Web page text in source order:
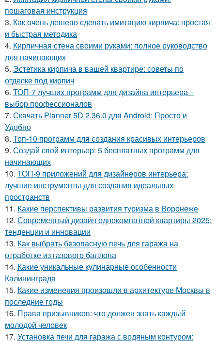
пошаговая инструкция
3. Как очень дешево сделать имитацию кирпича: простая
и быстрая методика
4. Кирпичная стена своими руками: полное руководство
для начинающих
5. Эстетика кирпича в вашей квартире: советы по
отделке под кирпич
6. ТОП-7 лучших программ для дизайна интерьера –
выбор профессионалов
7. Скачать Planner 5D 2.36.0 для Android: Просто и
Удобно
8. Топ-10 программ для создания красивых интерьеров
9. Создай свой интерьер: 5 бесплатных программ для
начинающих
10. ТОП-9 приложений для дизайнеров интерьера:
лучшие инструменты для создания идеальных
пространств
11. Какие перспективы развития туризма в Воронеже
12. Современный дизайн однокомнатной квартиры 2025:
тенденции и инновации
13. Как выбрать безопасную печь для гаража на
отработке из газового баллона
14. Какие уникальные кулинарные особенности
Калининграда
15. Какие изменения произошли в архитектуре Москвы в
последние годы
16. Права призывников: что должен знать каждый
молодой человек
17. Установка печи для гаража с водяным контуром: